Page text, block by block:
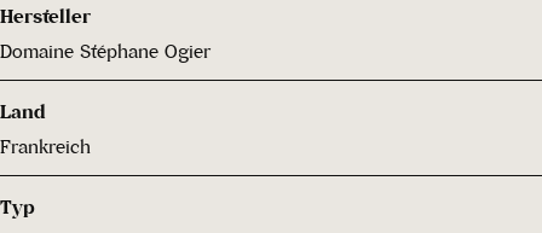
Hersteller
Domaine Stéphane Ogier
Land
Frankreich
Typ